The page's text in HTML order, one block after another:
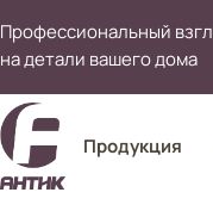
Профессиональный
на детали вашего дома
Продукция